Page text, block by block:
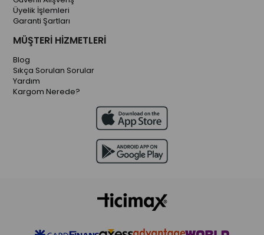
Üyelik İşlemleri
Garanti Şartları
MÜŞTERİ HİZMETLERİ
Blog
Sıkça Sorulan Sorular
Yardım
Kargom Nerede?